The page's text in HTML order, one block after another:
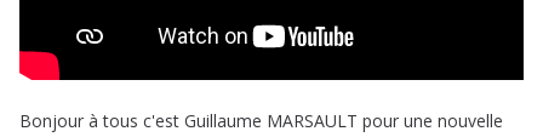
Bonjour à tous c'est Guillaume MARSAULT pour une nouvelle